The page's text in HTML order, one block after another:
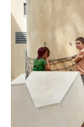
Threads